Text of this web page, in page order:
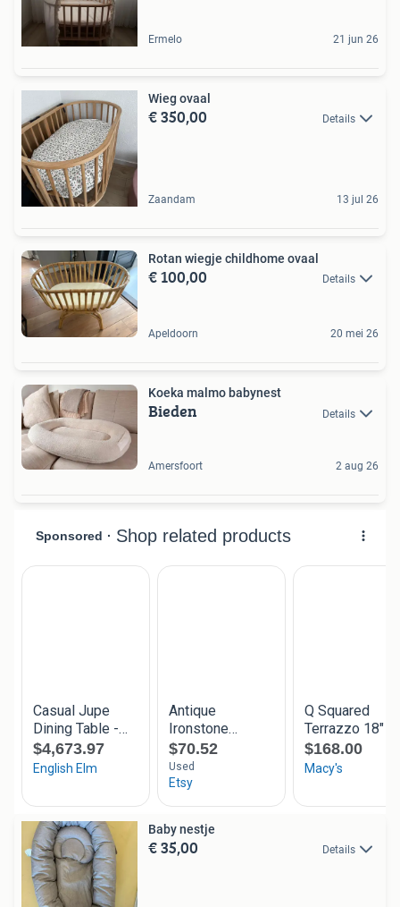
Ermelo 21 jun 26
Wieg ovaal
€ 350,00 Details
Zaandam 13 jul 26
Rotan wiegje childhome ovaal
€ 100,00 Details
Apeldoorn 20 mei 26
Koeka malmo babynest
Bieden Details
Amersfoort 2 aug 26
Baby nestje
€ 35,00 Details